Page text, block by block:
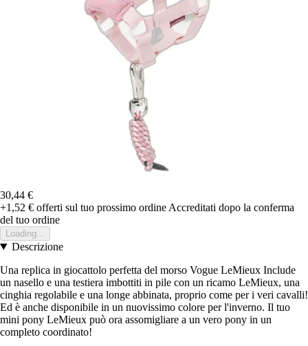
30,44 €
+1,52 € offerti sul tuo prossimo ordine Accreditati dopo la conferma
del tuo ordine
Loading...
Descrizione
Una replica in giocattolo perfetta del morso Vogue LeMieux Include
un nasello e una testiera imbottiti in pile con un ricamo LeMieux, una
cinghia regolabile e una longe abbinata, proprio come per i veri cavalli!
Ed è anche disponibile in un nuovissimo colore per l'inverno. Il tuo
mini pony LeMieux può ora assomigliare a un vero pony in un
completo coordinato!